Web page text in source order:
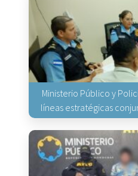
Ministerio Público y
líneas estratégicas